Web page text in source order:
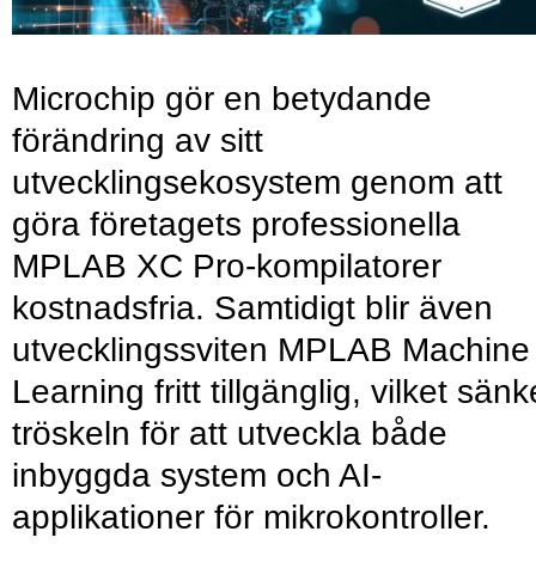
Microchip gör en betydande
förändring av sitt
utvecklingsekosystem genom att
göra företagets professionella
MPLAB XC Pro-kompilatorer
kostnadsfria. Samtidigt blir även
utvecklingssviten MPLAB Machine
Learning fritt tillgänglig, vilket
tröskeln för att utveckla både
inbyggda system och AI-
applikationer för mikrokontroller.